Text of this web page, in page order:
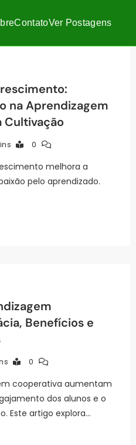
ContatoVer Postagens
na Aprendizagem
Cultivação
0
melhora a
pelo aprendizado.
Benefícios e
0
cooperativa aumentam
dos alunos e o
Este artigo explora…